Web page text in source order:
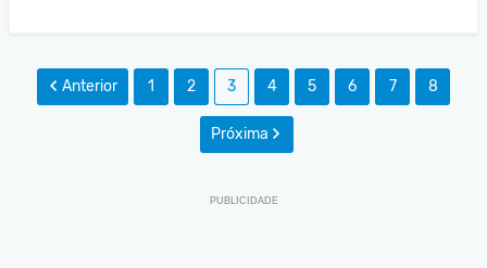
Anterior 1 2 3 4 5 6 7 8
Próxima